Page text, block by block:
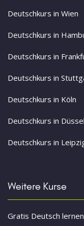
Deutschkurs in Wien
Deutschkurs in
Deutschkurs in
Deutschkurs in
Deutschkurs in Köln
Deutschkurs in
Deutschkurs in
Weitere Kurse
Gratis Deutsch lernen